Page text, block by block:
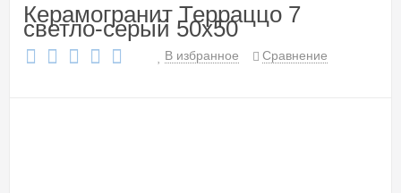
Керамогранит Терраццо 7
светло-серый 50x50
В избранное Сравнение